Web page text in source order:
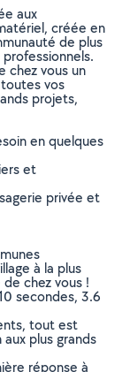
aux
créée en
de plus
chez vous un
vos
projets,
en quelques
et
privée et
à la plus
chez vous !
secondes, 3.6
tout est
plus grands
réponse à